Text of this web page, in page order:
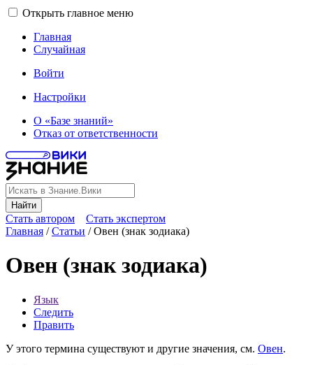
Открыть главное меню
Главная
Случайная
Войти
Настройки
О «Базе знаний»
Отказ от ответственности
Найти
Стать автором
Стать экспертом
Главная /Статьи /Овен (знак зодиака)
Овен (знак зодиака)
Язык
Следить
Править
У этого термина существуют и другие значения, см. Овен.